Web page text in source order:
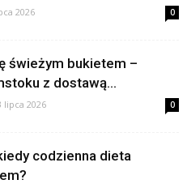
2026 0
świeżym bukietem –
z dostawą...
lipca 2026 0
codzienna dieta